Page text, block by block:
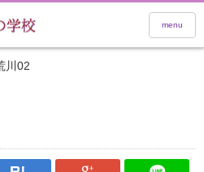
menu
川02
Facebook はてなブックマーク
Google